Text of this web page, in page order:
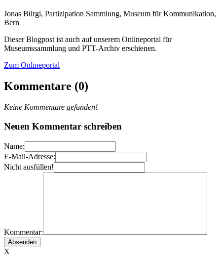
Jonas Bürgi, Partizipation Sammlung, Museum für Kommunikation,
Bern
Dieser Blogpost ist auch auf unserem Onlineportal für
Museumssammlung und PTT-Archiv erschienen.
Zum Onlineportal
Kommentare (0)
Keine Kommentare gefunden!
Neuen Kommentar schreiben
Name:
E-Mail-Adresse:
Nicht ausfüllen!
Kommentar:
X